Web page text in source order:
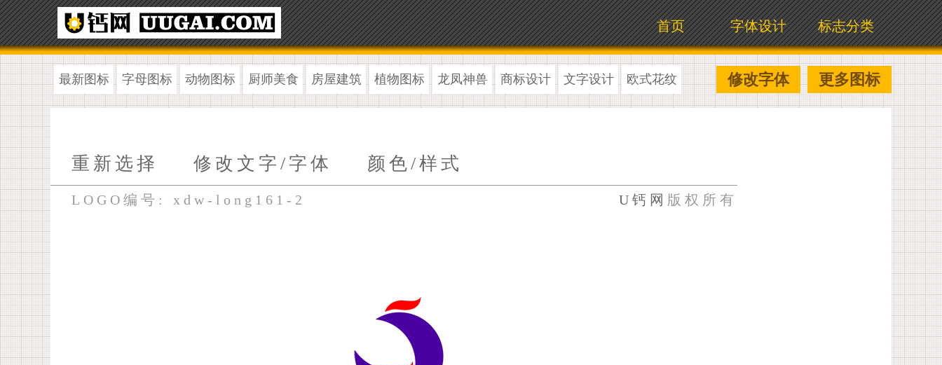
标志分类
字体设计
首页
最新图标 字母图标 动物图标 厨师美食 房屋建筑 植物图标 龙凤神兽 商标设计 文字设计 欧式花纹 更多图标
修改字体
重新选择 修改文字/字体 颜色/样式
LOGO编号: xdw-long161-2 U钙网 版权所有